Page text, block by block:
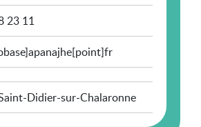
23 11
Didier-sur-Chalaronne